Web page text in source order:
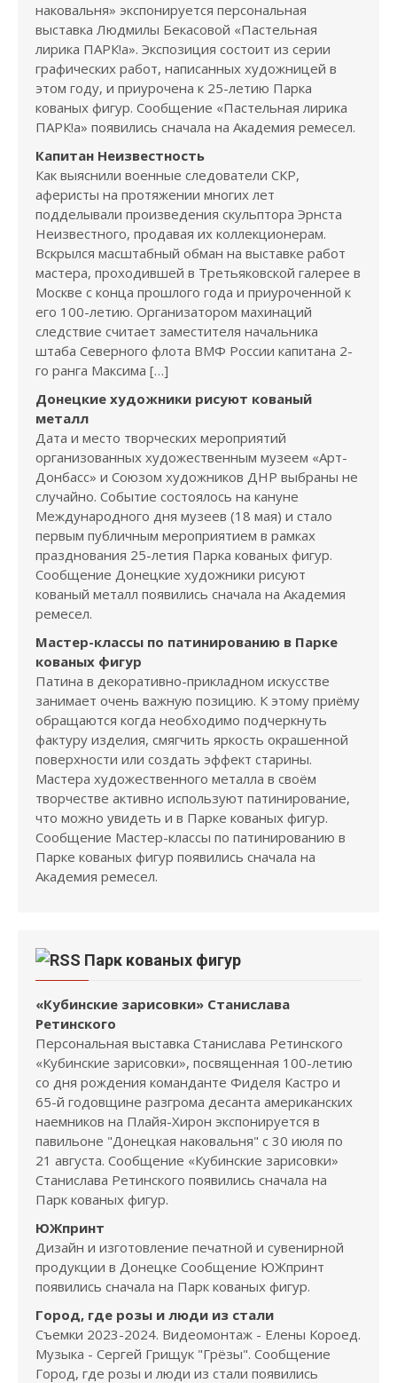
наковальня» экспонируется персональная
выставка Людмилы Бекасовой «Пастельная
лирика ПАРК!а». Экспозиция состоит из серии
графических работ, написанных художницей в
этом году, и приурочена к 25-летию Парка
кованых фигур. Сообщение «Пастельная лирика
ПАРК!а» появились сначала на Академия ремесел.
Капитан Неизвестность
Как выяснили военные следователи СКР,
аферисты на протяжении многих лет
подделывали произведения скульптора Эрнста
Неизвестного, продавая их коллекционерам.
Вскрылся масштабный обман на выставке работ
мастера, проходившей в Третьяковской галерее в
Москве с конца прошлого года и приуроченной к
его 100-летию. Организатором махинаций
следствие считает заместителя начальника
штаба Северного флота ВМФ России капитана 2-
го ранга Максима […]
Донецкие художники рисуют кованый
металл
Дата и место творческих мероприятий
организованных художественным музеем «Арт-
Донбасс» и Союзом художников ДНР выбраны не
случайно. Событие состоялось на кануне
Международного дня музеев (18 мая) и стало
первым публичным мероприятием в рамках
празднования 25-летия Парка кованых фигур.
Сообщение Донецкие художники рисуют
кованый металл появились сначала на Академия
ремесел.
Мастер-классы по патинированию в Парке
кованых фигур
Патина в декоративно-прикладном искусстве
занимает очень важную позицию. К этому приёму
обращаются когда необходимо подчеркнуть
фактуру изделия, смягчить яркость окрашенной
поверхности или создать эффект старины.
Мастера художественного металла в своём
творчестве активно используют патинирование,
что можно увидеть и в Парке кованых фигур.
Сообщение Мастер-классы по патинированию в
Парке кованых фигур появились сначала на
Академия ремесел.
Парк кованых фигур
«Кубинские зарисовки» Станислава
Ретинского
Персональная выставка Станислава Ретинского
«Кубинские зарисовки», посвященная 100-летию
со дня рождения команданте Фиделя Кастро и
65-й годовщине разгрома десанта американских
наемников на Плайя-Хирон экспонируется в
павильоне "Донецкая наковальня" с 30 июля по
21 августа. Сообщение «Кубинские зарисовки»
Станислава Ретинского появились сначала на
Парк кованых фигур.
ЮЖпринт
Дизайн и изготовление печатной и сувенирной
продукции в Донецке Сообщение ЮЖпринт
появились сначала на Парк кованых фигур.
Город, где розы и люди из стали
Съемки 2023-2024. Видеомонтаж - Елены Короед.
Музыка - Сергей Грищук "Грёзы". Сообщение
Город, где розы и люди из стали появились